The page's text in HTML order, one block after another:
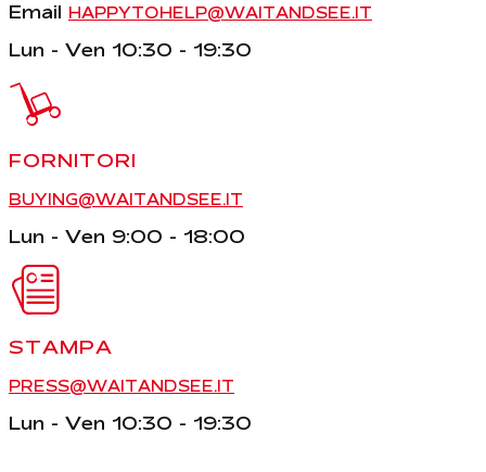
Email HAPPYTOHELP@WAITANDSEE.IT
Lun - Ven 10:30 - 19:30
FORNITORI
BUYING@WAITANDSEE.IT
Lun - Ven 9:00 - 18:00
STAMPA
PRESS@WAITANDSEE.IT
Lun - Ven 10:30 - 19:30